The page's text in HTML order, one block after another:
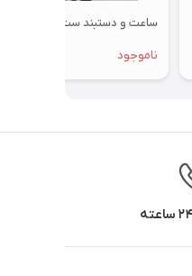
ساعت و دستبند ست مردانه
ناموجود